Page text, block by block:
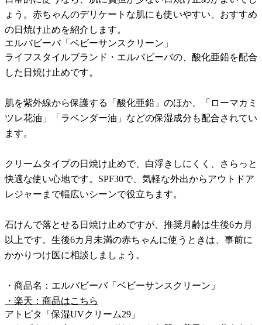
ょう。赤ちゃんのデリケートな肌にも使いやすい、おすすめ
の日焼け止めを紹介します。
エルバビーバ「ベビーサンスクリーン」
ライフスタイルブランド・エルバビーバの、酸化亜鉛を配合
した日焼け止めです。
肌を紫外線から保護する「酸化亜鉛」のほか、「ローマカミ
ツレ花油」「ラベンダー油」などの保湿成分も配合されてい
ます。
クリームタイプの日焼け止めで、白浮きしにくく、さらっと
快適な使い心地です。SPF30で、気軽な外出からアウトドア
レジャーまで幅広いシーンで役立ちます。
石けんで落とせる日焼け止めですが、推奨月齢は生後6カ月
以上です。生後6カ月未満の赤ちゃんに使うときは、事前に
かかりつけ医に相談しましょう。
・商品名：エルバビーバ「ベビーサンスクリーン」
・楽天：商品はこちら
アトピタ「保湿UVクリーム29」